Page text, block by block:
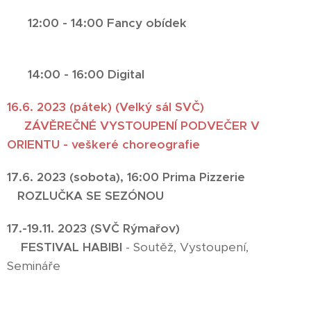
12:00 - 14:00 Fancy obídek
14:00 - 16:00 Digital
16.6. 2023 (pátek) (Velký sál SVČ)
ZÁVĚREČNÉ VYSTOUPENÍ PODVEČER V
ORIENTU - veškeré choreografie
17.6. 2023 (sobota), 16:00 Prima Pizzerie
ROZLUČKA SE SEZÓNOU
17.-19.11. 2023 (SVČ Rýmařov)
FESTIVAL HABIBI - Soutěž, Vystoupení,
Semináře